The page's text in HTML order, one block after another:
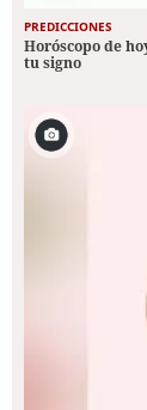
PREDICCIONES
Horóscopo de
tu signo